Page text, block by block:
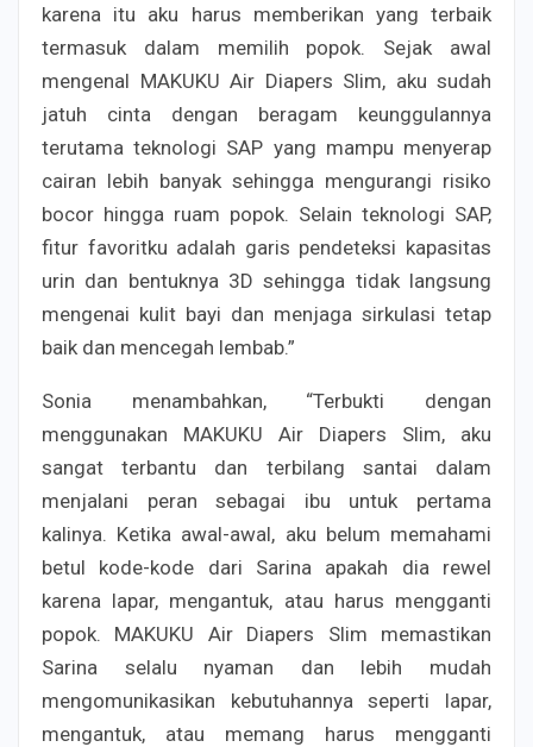
karena itu aku harus memberikan yang terbaik
termasuk dalam memilih popok. Sejak awal
mengenal MAKUKU Air Diapers Slim, aku sudah
jatuh cinta dengan beragam keunggulannya
terutama teknologi SAP yang mampu menyerap
cairan lebih banyak sehingga mengurangi risiko
bocor hingga ruam popok. Selain teknologi SAP,
fitur favoritku adalah garis pendeteksi kapasitas
urin dan bentuknya 3D sehingga tidak langsung
mengenai kulit bayi dan menjaga sirkulasi tetap
baik dan mencegah lembab.”
Sonia menambahkan, “Terbukti dengan
menggunakan MAKUKU Air Diapers Slim, aku
sangat terbantu dan terbilang santai dalam
menjalani peran sebagai ibu untuk pertama
kalinya. Ketika awal-awal, aku belum memahami
betul kode-kode dari Sarina apakah dia rewel
karena lapar, mengantuk, atau harus mengganti
popok. MAKUKU Air Diapers Slim memastikan
Sarina selalu nyaman dan lebih mudah
mengomunikasikan kebutuhannya seperti lapar,
mengantuk, atau memang harus mengganti